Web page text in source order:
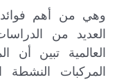
وهي من أهم فوائد
العديد من
العالمية تبين
المركبات النشطة